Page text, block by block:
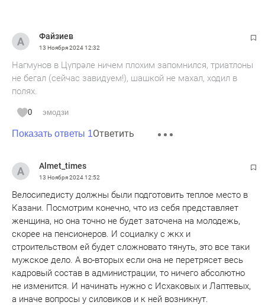
Файзиев
13 Ноября 202412:32
Нагмунов в Цүпрәле ничем плохим запомнился, триатлоны
не бегал (сейчас завидуем!), шашкой не махал, ходил в
полях.
0 эмодзи
Показать ответы 1Ответить
Almet_times
13 Ноября 202412:52
Велосипедисту должны были подготовить теплое место в
Казани. Посмотрим конечно, что из себя представляет
женщина, но она точно не будет заточена на молодежь,
скорее на пенсионеров. И социалку с жкх и
строительством ей будет сложновато тянуть, это все таки
мужское дело. А во-вторых если она не перетрясет весь
кадровый состав в администрации, то ничего абсолютно
не изменится. И начинать нужно с Исхаковых и Лаптевых,
а иначе вопросы у силовиков и к ней возникнут.